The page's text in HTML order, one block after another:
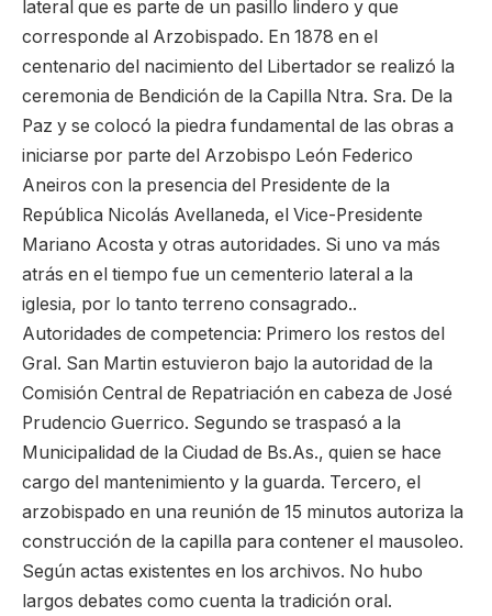
lateral que es parte de un pasillo lindero y que
corresponde al Arzobispado. En 1878 en el
centenario del nacimiento del Libertador se realizó la
ceremonia de Bendición de la Capilla Ntra. Sra. De la
Paz y se colocó la piedra fundamental de las obras a
iniciarse por parte del Arzobispo León Federico
Aneiros con la presencia del Presidente de la
República Nicolás Avellaneda, el Vice-Presidente
Mariano Acosta y otras autoridades. Si uno va más
atrás en el tiempo fue un cementerio lateral a la
iglesia, por lo tanto terreno consagrado..
Autoridades de competencia: Primero los restos del
Gral. San Martin estuvieron bajo la autoridad de la
Comisión Central de Repatriación en cabeza de José
Prudencio Guerrico. Segundo se traspasó a la
Municipalidad de la Ciudad de Bs.As., quien se hace
cargo del mantenimiento y la guarda. Tercero, el
arzobispado en una reunión de 15 minutos autoriza la
construcción de la capilla para contener el mausoleo.
Según actas existentes en los archivos. No hubo
largos debates como cuenta la tradición oral.